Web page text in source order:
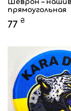
Шеврон –
прямоугольная
77 ₴